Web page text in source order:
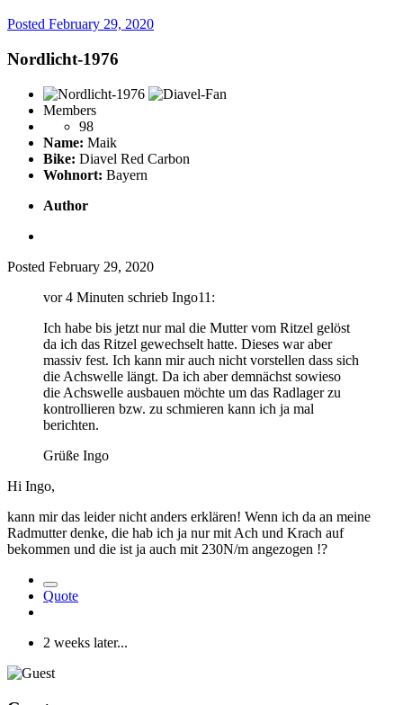
Posted February 29, 2020
Nordlicht-1976
Members
98
Name: Maik
Bike: Diavel Red Carbon
Wohnort: Bayern
Author
Posted February 29, 2020
vor 4 Minuten schrieb Ingo11:
Ich habe bis jetzt nur mal die Mutter vom Ritzel gelöst
da ich das Ritzel gewechselt hatte. Dieses war aber
massiv fest. Ich kann mir auch nicht vorstellen dass sich
die Achswelle längt. Da ich aber demnächst sowieso
die Achswelle ausbauen möchte um das Radlager zu
kontrollieren bzw. zu schmieren kann ich ja mal
berichten.
Grüße Ingo
Hi Ingo,
kann mir das leider nicht anders erklären! Wenn ich da an meine
Radmutter denke, die hab ich ja nur mit Ach und Krach auf
bekommen und die ist ja auch mit 230N/m angezogen !?
Quote
2 weeks later...